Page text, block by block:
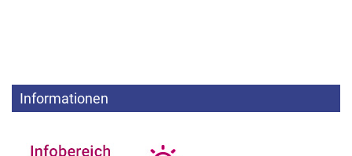
Informationen